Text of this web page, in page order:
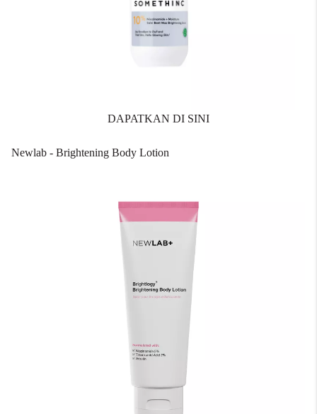
DAPATKAN DI SINI
Newlab - Brightening Body Lotion